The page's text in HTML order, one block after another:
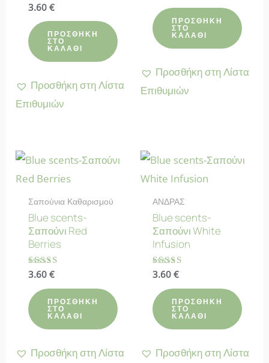
Βαθμολογήθηκε
με
4.50
από 5
3.60 €
ΠΡΟΣΘΉΚΗ
ΣΤΟ
ΚΑΛΆΘΙ
Προσθήκη στη Λίστα
Επιθυμιών
4.90
από 5ΠΡΟΣΘΉΚΗ
ΣΤΟ
ΚΑΛΆΘΙ
Προσθήκη στη Λίστα
Επιθυμιών
Σαπούνια Καθαρισμού
Blue scents-
Σαπούνι Red
Berries
Βαθμολογήθηκε
4.80
από 5
3.60 €
ΠΡΟΣΘΉΚΗ
ΣΤΟ
ΚΑΛΆΘΙ
Προσθήκη στη Λίστα
ΑΝΔΡΑΣ
Blue scents-
Σαπούνι White
Infusion
Βαθμολογήθηκε
4.90
από 5
3.60€
ΠΡΟΣΘΉΚΗ
ΣΤΟ
ΚΑΛΆΘΙ
Προσθήκη στη Λίστα